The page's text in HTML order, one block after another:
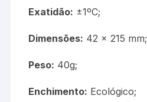
Exatidão: ±1ºC;
Dimensões: 42 x 215 mm;
Peso: 40g;
Enchimento: Ecológico;